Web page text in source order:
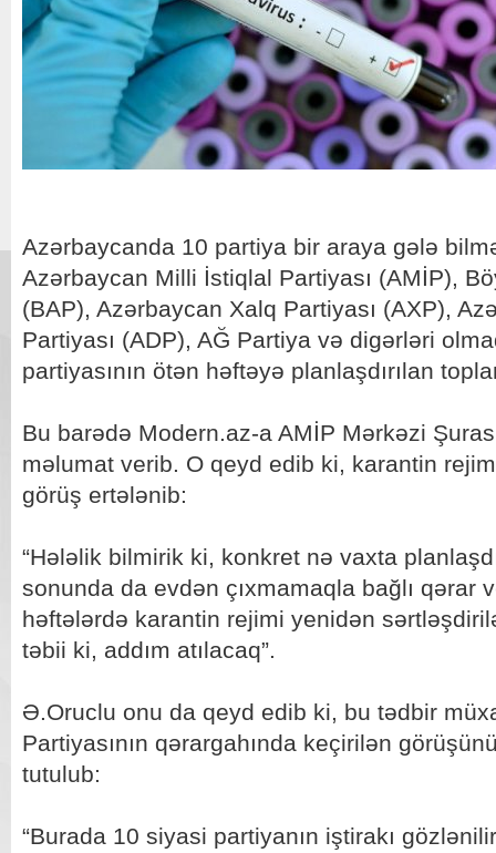
Azərbaycanda 10 partiya bir araya gələ
Azərbaycan Milli İstiqlal Partiyası (AMİP),
(BAP), Azərbaycan Xalq Partiyası (AXP),
Partiyası (ADP), AĞ Partiya və digərləri
partiyasının ötən həftəyə planlaşdırılan
Bu barədə Modern.az-a AMİP Mərkəzi
məlumat verib. O qeyd edib ki, karantin
görüş ertələnib:
“Hələlik bilmirik ki, konkret nə vaxta
sonunda da evdən çıxmamaqla bağlı qərar
həftələrdə karantin rejimi yenidən
təbii ki, addım atılacaq”.
Ə.Oruclu onu da qeyd edib ki, bu tədbir
Partiyasının qərargahında keçirilən
tutulub:
“Burada 10 siyasi partiyanın iştirakı